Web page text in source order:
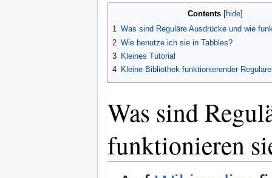
Contents[ hide]
1 Was sind Reguläre Ausdrücke und wie
2 Wie benutze ich sie in Tabbles?
3 Kleines Tutorial
4 Kleine Bibliothek funktionierender
Was sind
funktionieren